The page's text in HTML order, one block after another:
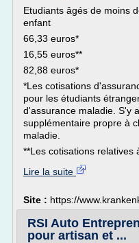
Etudiants âgés de moins
enfant
66,33 euros*
16,55 euros**
82,88 euros*
*Les cotisations
pour les étudiants
d'assurance maladie. S'y
supplémentaire propre à
maladie.
**Les cotisations relatives
Lire la suite
Site : https://
RSI Auto
pour artisan et ...